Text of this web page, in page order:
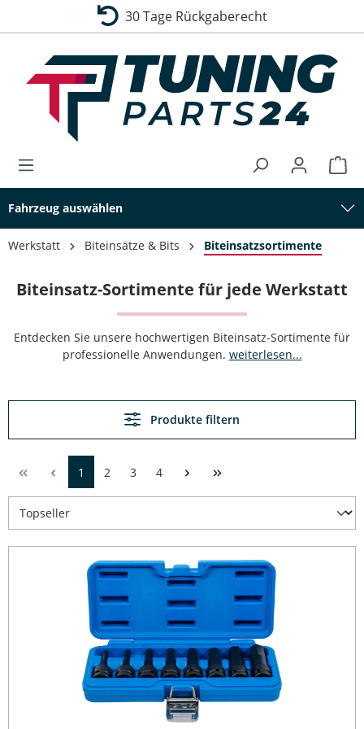
30 Tage Rückgaberecht
Fahrzeug auswählen
Werkstatt Biteinsätze & Bits Biteinsatzsortimente
Biteinsatz-Sortimente für jede Werkstatt
Entdecken Sie unsere hochwertigen Biteinsatz-Sortimente für
professionelle Anwendungen. weiterlesen...
Produkte filtern
1 2 3 4